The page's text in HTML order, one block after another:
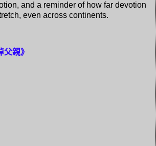
and a reminder of how far devotion
even across continents.
父親》